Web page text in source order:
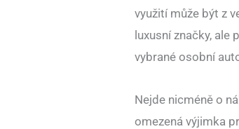
využití může být z
luxusní značky,
vybrané osobní
Nejde nicméně o
omezená výjimka